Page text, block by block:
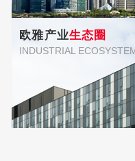
欧雅产业生态圈
INDUSTRIAL